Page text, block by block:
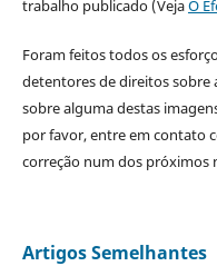
trabalho publicado (VejaO
Foram feitos todos os
detentores de direitos sobre
sobre alguma destas
por favor, entre em contato
correção num dos próximos
Artigos Semelhantes